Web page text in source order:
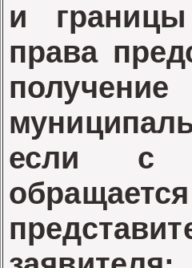
и границы
права
получение
если с
обращается